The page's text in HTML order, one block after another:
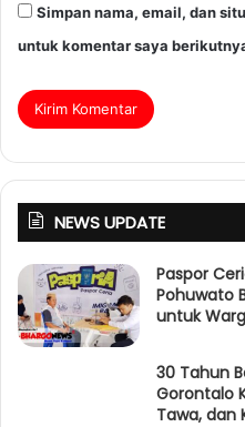
Simpan nama, email, dan
untuk komentar saya
NEWS UPDATE
Paspor
Pohuwato
untuk
30 Tahun
Gorontalo
Tawa, dan